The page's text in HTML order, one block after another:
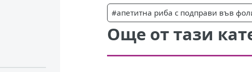
#апетитна риба с подправи във
Още от тази